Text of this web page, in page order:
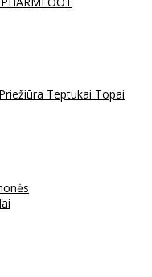
Priežiūra Teptukai Topai